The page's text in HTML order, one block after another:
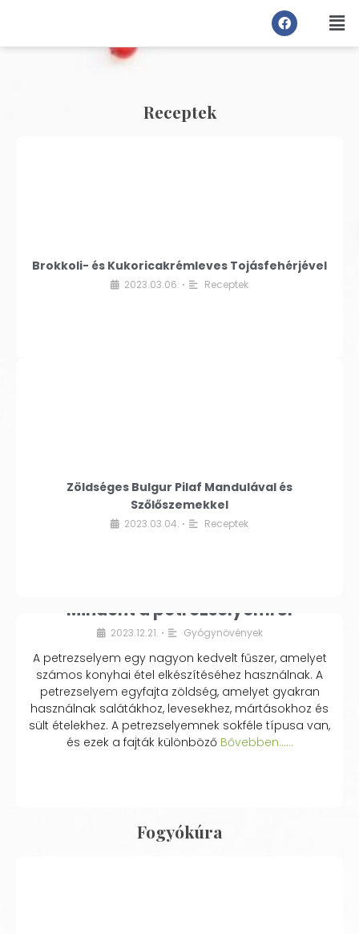
Receptek
Brokkoli- és Kukoricakrémleves Tojásfehérjével
2023.03.06. • Receptek
Zöldséges Bulgur Pilaf Mandulával és
Szőlőszemekkel
2023.03.04. • Receptek
Mindent a petrezselyemről
2023.12.21. • Gyógynövények
A petrezselyem egy nagyon kedvelt fűszer, amelyet
számos konyhai étel elkészítéséhez használnak. A
petrezselyem egyfajta zöldség, amelyet gyakran
használnak salátákhoz, levesekhez, mártásokhoz és
sült ételekhez. A petrezselyemnek sokféle típusa van,
és ezek a fajták különbözőBővebben...…
Fogyókúra